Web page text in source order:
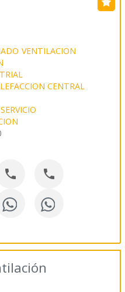
VENTILACION
CENTRAL
 